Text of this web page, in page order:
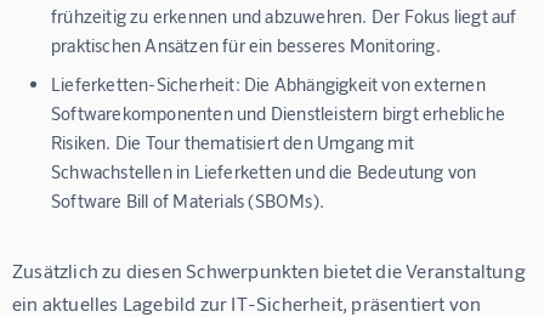
frühzeitig zu erkennen und abzuwehren. Der Fokus liegt auf
praktischen Ansätzen für ein besseres Monitoring.
Lieferketten-Sicherheit: Die Abhängigkeit von externen
Softwarekomponenten und Dienstleistern birgt erhebliche
Risiken. Die Tour thematisiert den Umgang mit
Schwachstellen in Lieferketten und die Bedeutung von
Software Bill of Materials (SBOMs).
Zusätzlich zu diesen Schwerpunkten bietet die Veranstaltung
ein aktuelles Lagebild zur IT-Sicherheit, präsentiert von